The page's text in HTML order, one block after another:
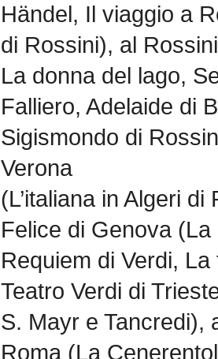
Händel, Il viaggio a
di Rossini), al
La donna del lago,
Falliero, Adelaide di
Sigismondo di
Verona
(L’italiana in Algeri
Felice di Genova
Requiem di Verdi,
Teatro Verdi di
S. Mayr e Tancredi),
Roma (La